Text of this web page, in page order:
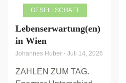
GESELLSCHAFT
Lebenserwartung(en)
in Wien
Johannes Huber - Juli 14, 2026
ZAHLEN ZUM TAG.